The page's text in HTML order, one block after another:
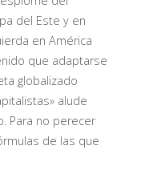
del Este y en
en América
que adaptarse
globalizado
alude
Para no perecer
de las que